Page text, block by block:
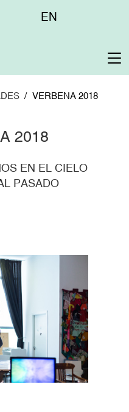
Menú
EN
VERBENA 2018
2018
EN EL CIELO
PASADO